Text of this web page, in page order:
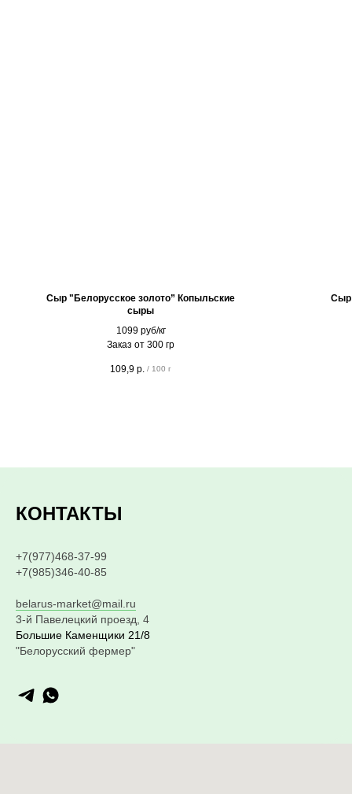
Сыр "Белорусское золото” Копыльские
сыры
1099 руб/кг
Заказ от 300 гр
109,9 р. / 100 г
Сыр
КОНТАКТЫ
+7(977)468-37-99
+7(985)346-40-85
belarus-market@mail.ru
3-й Павелецкий проезд, 4
Большие Каменщики 21/8
"Белорусский фермер"